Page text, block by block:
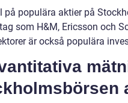
på populära aktier på
som H&M, Ericsson och
är också populära